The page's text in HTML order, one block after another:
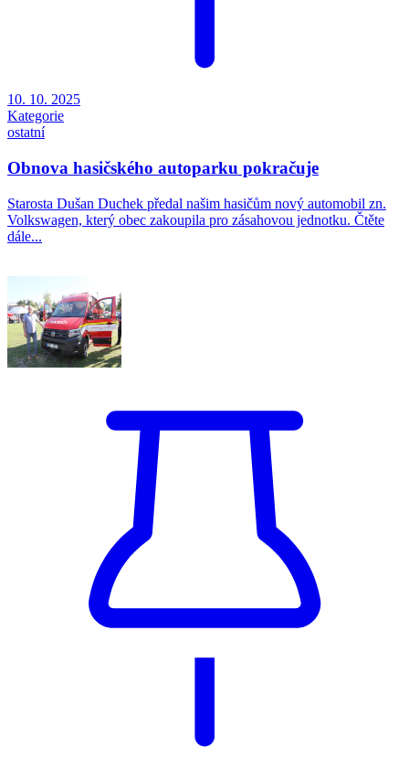
10. 10. 2025
Kategorie
ostatní
Obnova hasičského autoparku pokračuje
Starosta Dušan Duchek předal našim hasičům nový automobil zn.
Volkswagen, který obec zakoupila pro zásahovou jednotku. Čtěte
dále...